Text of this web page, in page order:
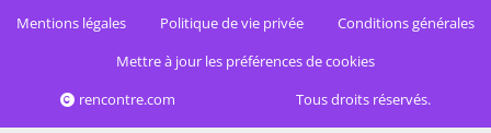
Mentions légales Politique de vie privée
Conditions générales
Mettre à jour les préférences de cookies
rencontre.com
Tous droits réservés.